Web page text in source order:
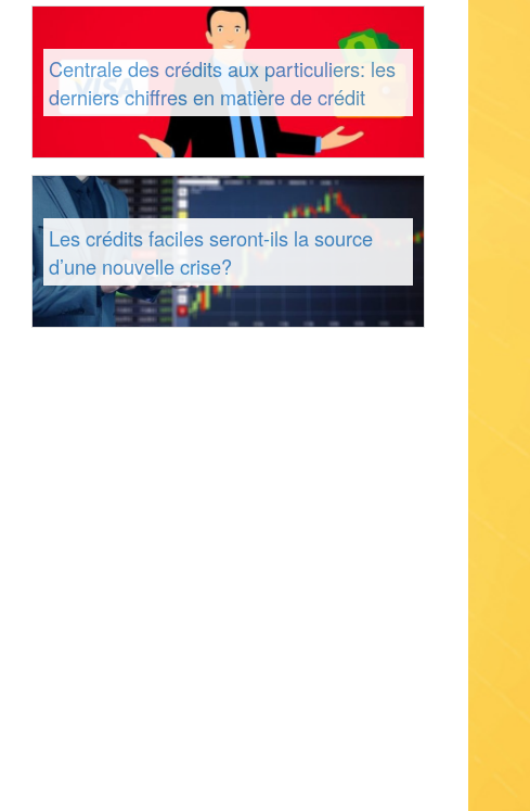
Centrale des crédits aux particuliers: les
derniers chiffres en matière de crédit
Les crédits faciles seront-ils la source
d’une nouvelle crise?